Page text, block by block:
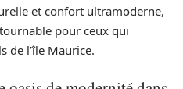
et confort ultramoderne,
pour ceux qui
de l’île Maurice.